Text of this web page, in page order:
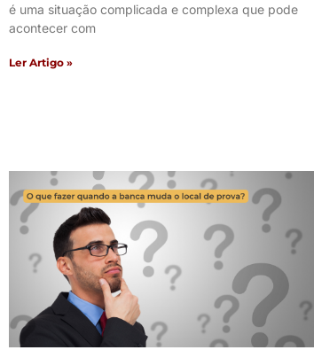
é uma situação complicada e complexa que pode
acontecer com
Ler Artigo »